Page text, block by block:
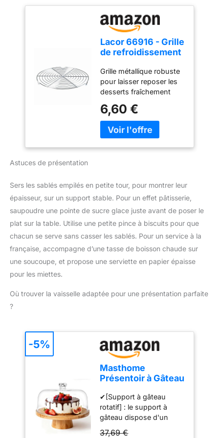
Lacor 66916 - Grille
de refroidissement
acier chromé
Grille métallique robuste
pour laisser reposer les
desserts fraîchement
de chocolat ou de sucre
glas. Fabriqué en acier
chromé pour une longue
partie inférieure. Protège
les surfaces de la cuisine
contre les brûlures. Ce
produit ne passe pas au
lave-vaisselle.
Dimensions Ø 28 x 2 cm,
et son poids est de 198
6,60 €
Astuces de présentation
Sers les sablés empilés en petite tour, pour montrer leur
épaisseur, sur un support stable. Pour un effet pâtisserie,
saupoudre une pointe de sucre glace juste avant de poser le
plat sur la table. Utilise une petite pince à biscuits pour que
chacun se serve sans casser les sablés. Pour un service à la
française, accompagne d’une tasse de boisson chaude sur
une soucoupe, et propose une serviette en papier épaisse
pour les miettes.
Où trouver la vaisselle adaptée pour une présentation parfaite
?
Masthome
Présentoir à Gâteau
Couvercle, 6in1
Cloche à Gâteaux
Multifonctionelle,
Support Gâteau en
✔[Support à gâteau
rotatif] : le support à
gâteau dispose d'un
37,69 €
-5%